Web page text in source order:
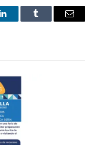
LinkedInTumblr Email